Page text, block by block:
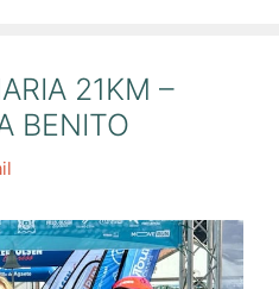
21KM –
BENITO